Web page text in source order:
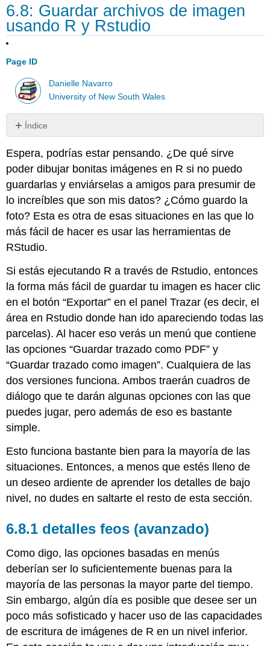
6.8: Guardar archivos de imagen
usando R y Rstudio
Page ID
Danielle Navarro
University of New South Wales
Índice
feos
(avanzado)
Espera, podrías estar pensando. ¿De qué sirve
poder dibujar bonitas imágenes en R si no puedo
guardarlas y enviárselas a amigos para presumir de
lo increíbles que son mis datos? ¿Cómo guardo la
foto? Esta es otra de esas situaciones en las que lo
más fácil de hacer es usar las herramientas de
RStudio.
Si estás ejecutando R a través de Rstudio, entonces
la forma más fácil de guardar tu imagen es hacer clic
en el botón “Exportar” en el panel Trazar (es decir, el
área en Rstudio donde han ido apareciendo todas las
parcelas). Al hacer eso verás un menú que contiene
las opciones “Guardar trazado como PDF” y
“Guardar trazado como imagen”. Cualquiera de las
dos versiones funciona. Ambos traerán cuadros de
diálogo que te darán algunas opciones con las que
puedes jugar, pero además de eso es bastante
simple.
Esto funciona bastante bien para la mayoría de las
situaciones. Entonces, a menos que estés lleno de
un deseo ardiente de aprender los detalles de bajo
nivel, no dudes en saltarte el resto de esta sección.
detalles feos (avanzado)
Como digo, las opciones basadas en menús
deberían ser lo suficientemente buenas para la
mayoría de las personas la mayor parte del tiempo.
Sin embargo, algún día es posible que desee ser un
poco más sofisticado y hacer uso de las capacidades
de escritura de imágenes de R en un nivel inferior.